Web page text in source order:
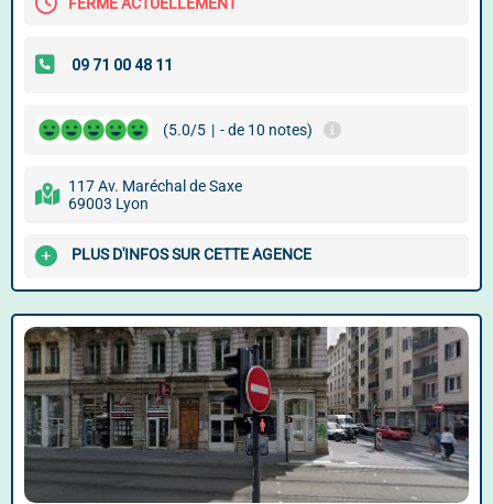
(5.0/5 | - de 10 notes)
117 Av. Maréchal de Saxe
69003 Lyon
PLUS D'INFOS SUR CETTE AGENCE